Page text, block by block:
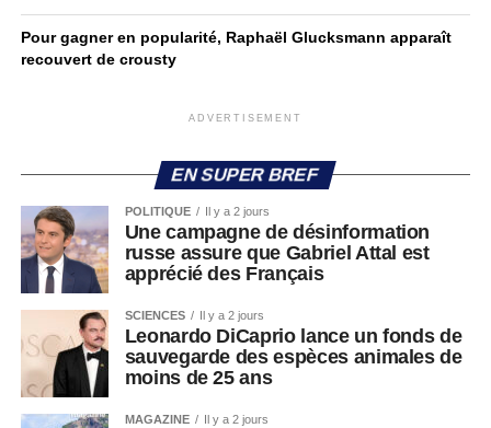
Pour gagner en popularité, Raphaël Glucksmann apparaît
recouvert de crousty
ADVERTISEMENT
EN SUPER BREF
POLITIQUE Il y a 2 jours
Une campagne de désinformation
russe assure que Gabriel Attal est
apprécié des Français
SCIENCES Il y a 2 jours
Leonardo DiCaprio lance un fonds de
sauvegarde des espèces animales de
moins de 25 ans
MAGAZINE Il y a 2 jours